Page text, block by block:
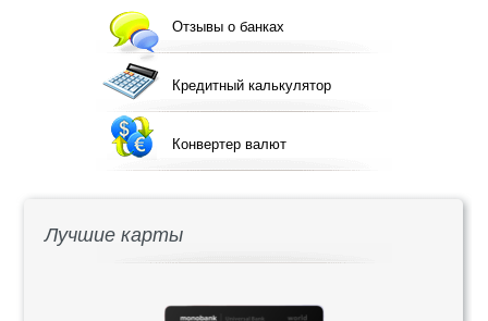
Отзывы о банках
Кредитный калькулятор
Конвертер валют
Лучшие карты